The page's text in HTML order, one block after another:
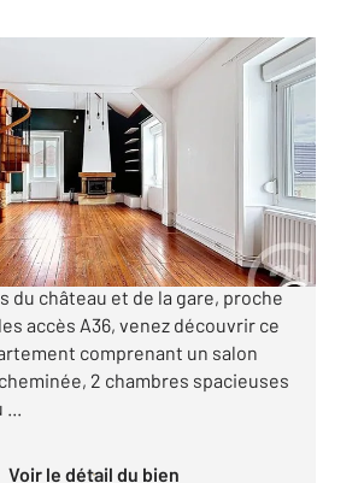
25
pièces
F5 à vendre
900 €
au cœur d'un quartier prisé à
du château et de la gare, proche
accès A36, venez découvrir ce
comprenant un salon
2 chambres spacieuses
Voir le détail du bien